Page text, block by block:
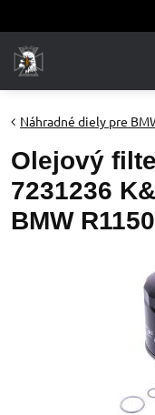
Náhradné diely pre
Olejový
7231236
BMW